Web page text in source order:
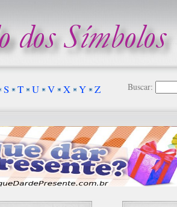
S T U V X Y Z Buscar: